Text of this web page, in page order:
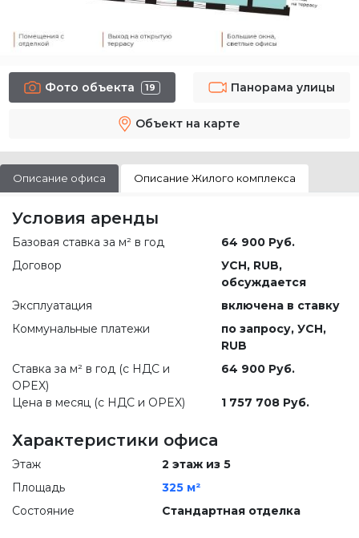
Фото объекта 19 Панорама улицы
Объект на карте
Описание офиса Описание Жилого комплекса
Условия аренды
Базовая ставка за м² в год
64 900 Руб.
Договор
УСН, RUB,
обсуждается
Эксплуатация
включена в ставку
Коммунальные платежи
по запросу, УСН,
RUB
Ставка за м² в год (c НДС и
OPEX)
64 900 Руб.
Цена в месяц (с НДС и OPEX) 1 757 708 Руб.
Характеристики офиса
Этаж
2 этаж из 5
Площадь
325 м²
Состояние
Стандартная отделка